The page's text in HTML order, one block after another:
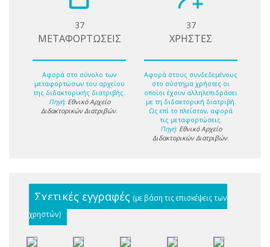
37
ΜΕΤΑΦΟΡΤΩΣΕΙΣ
Αφορά στο σύνολο των
μεταφορτώσων του αρχείου
της διδακτορικής διατριβής.
Πηγή: Εθνικό Αρχείο
Διδακτορικών Διατριβών.
37
ΧΡΗΣΤΕΣ
Αφορά στους συνδεδεμένους
στο σύστημα χρήστες οι
οποίοι έχουν αλληλεπιδράσει
με τη διδακτορική διατριβή.
Ως επί το πλείστον, αφορά
τις μεταφορτώσεις.
Πηγή: Εθνικό Αρχείο
Διδακτορικών Διατριβών.
Σχετικές εγγραφές (με βάση τις επισκέψεις των
χρηστών)